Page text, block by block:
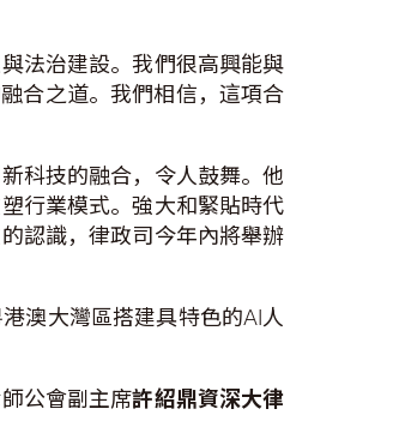
法治建設。我們很高興能與
合之道。我們相信，這項合
科技的融合，令人鼓舞。他
行業模式。強大和緊貼時代
認識，律政司今年內將舉辦
澳大灣區搭建具特色的AI人
公會副主席許紹鼎資深大律